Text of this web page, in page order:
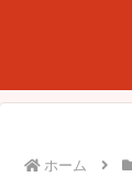
ホーム